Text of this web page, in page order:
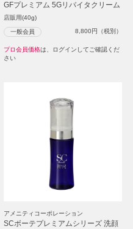
GFプレミアム 5Gリバイタクリーム
店販用(40g)
一般会員 8,800円（税別）
プロ会員価格は、ログインしてご確認くだ
さい
アメニティコーポレーション
SCボーテプレミアムシリーズ 洗顔